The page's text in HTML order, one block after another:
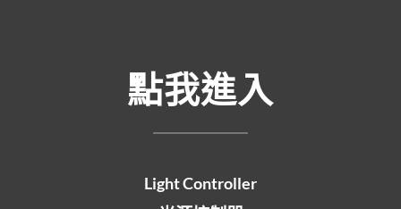
點我進入
Light Controller